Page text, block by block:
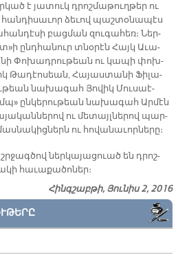
է յա­տուկ դրոշ­մա­թուղ­թեր ու
հան­դի­սա­ւոր ձե­ւով պաշ­տօ­նա­պէս
բաց­ման զու­գա­հեռ։ Ներ­
ընդ­հա­նուր տնօ­րէն Հայկ Ա­ւա­
Փո­խադ­րու­թեան ու կա­պի փոխ-
Թա­դէո­սեան, Հա­յաս­տա­նի Ֆի­լա­
նա­խա­գահ Յո­վիկ Մու­սաէ­
ըն­կե­րու­թեան նա­խա­գահ Ար­մէն
ու մե­տայլ­նե­րով պար­
ու հո­վա­նա­ւոր­նե­րը։
ներ­կա­յա­ցուած են դրոշ­
հա­ւա­քա­ծո­ներ։
Հինգշաբթի, Յունիս 2, 2016